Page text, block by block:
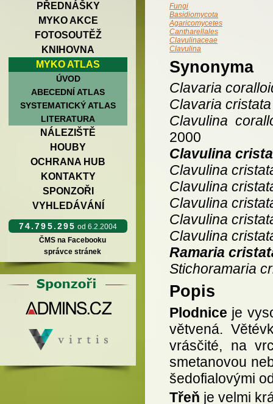
PŘEDNÁŠKY
MYKO AKCE
FOTOSOUTĚŽ
KNIHOVNA
MYKO ATLAS
ÚVOD
ABECEDNÍ ATLAS
SYSTEMATICKÝ ATLAS
LITERATURA
NÁLEZIŠTĚ
HOUBY
OCHRANA HUB
KONTAKTY
SPONZOŘI
VYHLEDÁVÁNÍ
74.795.295 od 6.2.2004
ČMS na Facebooku
správce stránek
Fungi
Basidiomycota
Agaricomycetes
Cantharellales
Clavulinaceae
Clavulina
Synonyma
Clavaria
Clavaria cristata
Clavulina
2000
Clavulina
Clavulina
Clavulina
Clavulina
Clavulina
Clavulina
Ramaria
Stichoramaria
Popis
Plodnice je
větvená.
vrásčité, na
smetanovou
šedofialovými
Třeň je velmi